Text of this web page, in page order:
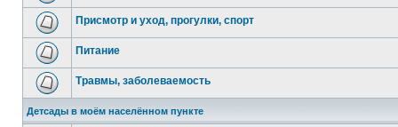
Присмотр и уход, прогулки, спорт
Питание
Травмы, заболеваемость
Детсады в моём населённом пункте